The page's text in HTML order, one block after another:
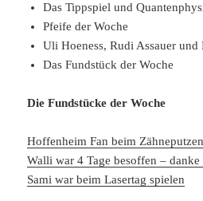
Das Tippspiel und
Pfeife der Woche
Uli Hoeness, Rudi Assauer und
Das Fundstück der Woche
Die Fundstücke der Woche
Hoffenheim Fan beim Zähneputzen
Walli war 4 Tage besoffen –
Sami war beim Lasertag spielen